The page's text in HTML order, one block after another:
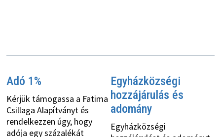
Adó 1%
Kérjük támogassa a Fatima
Csillaga Alapítványt és
rendelkezzen úgy, hogy
adója egy százalékát
Egyházközségi
hozzájárulás és
adomány
Egyházközségi